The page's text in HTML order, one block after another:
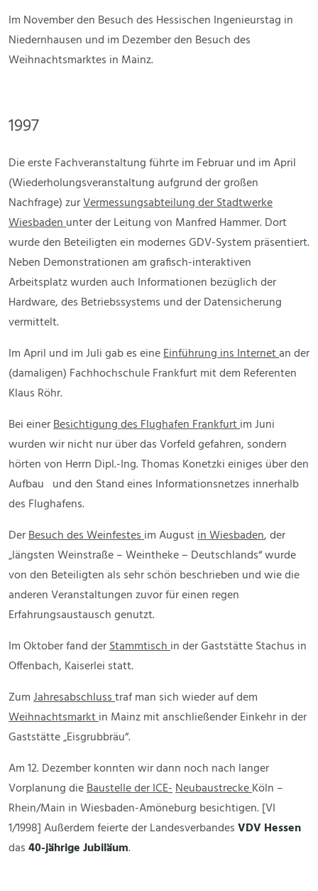
Im November den Besuch des Hessischen Ingenieurstag in
Niedernhausen und im Dezember den Besuch des
Weihnachtsmarktes in Mainz.
1997
Die erste Fachveranstaltung führte im Februar und im April
(Wiederholungsveranstaltung aufgrund der großen
Nachfrage) zurVermessungsabteilung der Stadtwerke
Wiesbadenunter der Leitung von Manfred Hammer. Dort
wurde den Beteiligten ein modernes GDV-System präsentiert.
Neben Demonstrationen am grafisch-interaktiven
Arbeitsplatz wurden auch Informationen bezüglich der
Hardware, des Betriebssystems und der Datensicherung
vermittelt.
Im April und im Juli gab es eineEinführung ins Internetan der
(damaligen) Fachhochschule Frankfurt mit dem Referenten
Klaus Röhr.
Bei einerBesichtigung des Flughafen Frankfurtim Juni
wurden wir nicht nur über das Vorfeld gefahren, sondern
hörten von Herrn Dipl.-Ing. Thomas Konetzki einiges über den
Aufbau und den Stand eines Informationsnetzes innerhalb
des Flughafens.
DerBesuch des Weinfestesim Augustin Wiesbaden, der
„längsten Weinstraße – Weintheke – Deutschlands“ wurde
von den Beteiligten als sehr schön beschrieben und wie die
anderen Veranstaltungen zuvor für einen regen
Erfahrungsaustausch genutzt.
Im Oktober fand derStammtischin der Gaststätte Stachus in
Offenbach, Kaiserlei statt.
ZumJahresabschlusstraf man sich wieder auf dem
Weihnachtsmarktin Mainz mit anschließender Einkehr in der
Gaststätte „Eisgrubbräu“.
Am 12. Dezember konnten wir dann noch nach langer
Vorplanung dieBaustelle der ICE-NeubaustreckeKöln –
Rhein/Main in Wiesbaden-Amöneburg besichtigen. [VI
1/1998] Außerdem feierte der LandesverbandesVDV Hessen
das40-jährige Jubiläum.